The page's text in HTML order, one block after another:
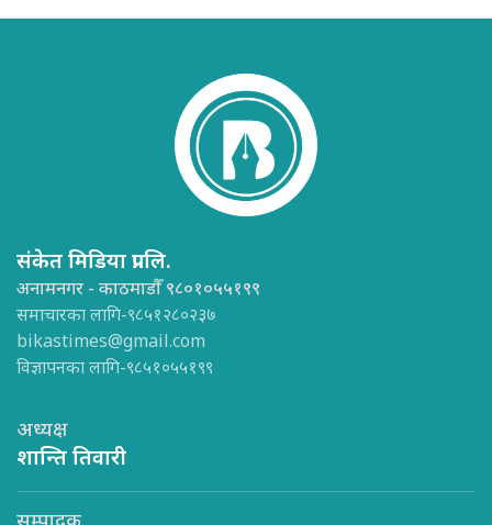
संकेत मिडिया प्रा.लि.
अनामनगर - काठमाडौँ ९८०१०५५१९९
समाचारका लागि-९८५१२८०२३७
bikastimes@gmail.com
विज्ञापनका लागि-९८५१०५५१९९
अध्यक्ष
शान्ति तिवारी